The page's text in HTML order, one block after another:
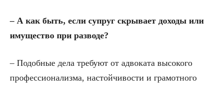
– А как быть, если супруг скрывает доходы или
имущество при разводе?
– Подобные дела требуют от адвоката высокого
профессионализма, настойчивости и грамотного